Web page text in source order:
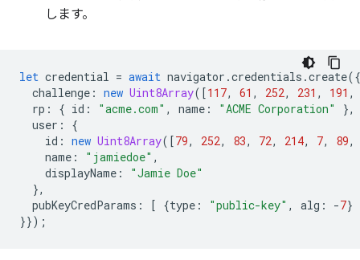
します。
let credential = await navigator .credentials .create({
challenge : new Uint8Array([117, 61 , 252, 231 , 191 ,
rp : { id : "acme.com" , name : "ACME Corporation"
},
user :
{
id : new Uint8Array([79, 252, 83, 72, 214, 7, 89,
name : "jamiedoe" ,
displayName :
"Jamie Doe"
},
pubKeyCredParams : [ {type : "public-key" , alg : -7}
}});